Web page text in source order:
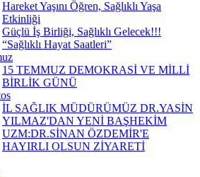
Hareket Yaşını Öğren, Sağlıklı Yaşa
Etkinliği
Güçlü İş Birliği, Sağlıklı Gelecek!!!
“Sağlıklı Hayat Saatleri”
15 TEMMUZ DEMOKRASİ VE MİLLİ
BİRLİK GÜNÜ
İL SAĞLIK MÜDÜRÜMÜZ DR.YASİN
YILMAZ'DAN YENİ BAŞHEKİM
UZM:DR.SİNAN ÖZDEMİR'E
HAYIRLI OLSUN ZİYARETİ